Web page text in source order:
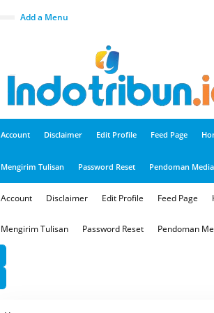
Add a Menu
Account Disclaimer Edit Profile Feed Page
Mengirim Tulisan Password Reset Pendoman
Account Disclaimer Edit Profile Feed Page
Mengirim Tulisan Password Reset Pendoman